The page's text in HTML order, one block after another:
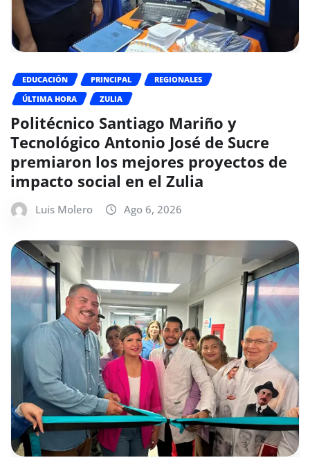
EDUCACIÓN PRINCIPAL
REGIONALES
ÚLTIMA HORA
ZULIA
Politécnico Santiago Mariño y
Tecnológico Antonio José de Sucre
premiaron los mejores proyectos de
impacto social en el Zulia
Luis Molero Ago 6, 2026